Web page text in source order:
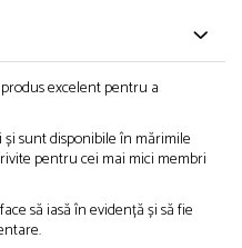
excelent pentru a
sunt disponibile în mărimile
pentru cei mai mici membri
să iasă în evidență și să fie